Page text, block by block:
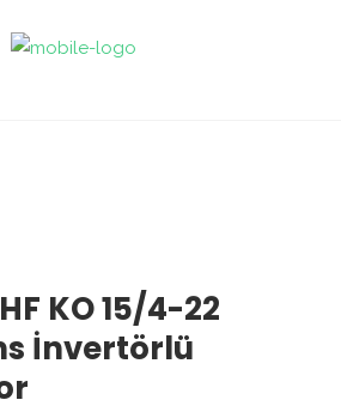
KO 15/4-22
İnvertörlü